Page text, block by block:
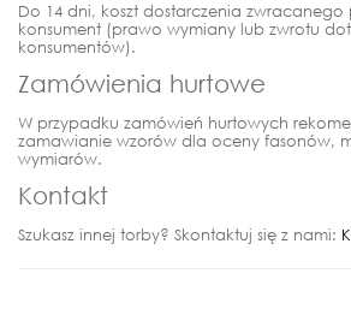
Do 14 dni, koszt dostarczenia
konsument (prawo wymiany lub zwrotu
konsumentów).
Zamówienia hurtowe
W przypadku zamówień hurtowych
zamawianie wzorów dla oceny fasonów,
wymiarów.
Kontakt
Szukasz innej torby? Skontaktuj się z nami: